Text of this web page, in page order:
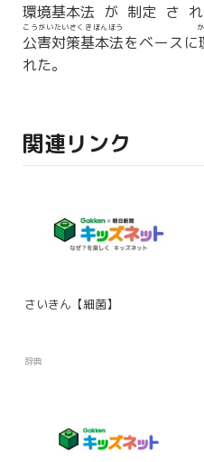
環境基本法 が 制定 さ
公害対策基本法
こうがいたいさくきほんほう
をベースに
れた。
関連リンク
さいきん【細菌】
辞典